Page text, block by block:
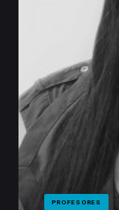
PROFESORES